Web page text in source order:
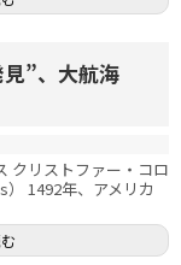
”、大航海
クリストファー・コロ
1492年、アメリカ